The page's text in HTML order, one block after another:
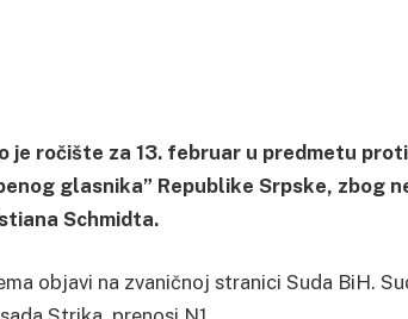
je ročište za 13. februar u predmetu
glasnika” Republike Srpske, zbog
Schmidta.
objavi na zvaničnoj stranici Suda BiH.